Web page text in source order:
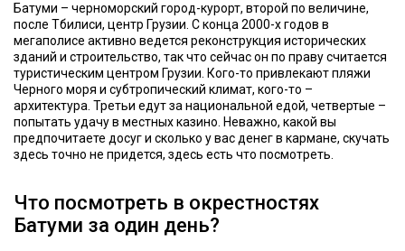
Батуми – черноморский город-курорт, второй по величине,
после Тбилиси, центр Грузии. С конца 2000-х годов в
мегаполисе активно ведется реконструкция исторических
зданий и строительство, так что сейчас он по праву считается
туристическим центром Грузии. Кого-то привлекают пляжи
Черного моря и субтропический климат, кого-то –
архитектура. Третьи едут за национальной едой, четвертые –
попытать удачу в местных казино. Неважно, какой вы
предпочитаете досуг и сколько у вас денег в кармане, скучать
здесь точно не придется, здесь есть что посмотреть.
Что посмотреть в окрестностях
Батуми за один день?